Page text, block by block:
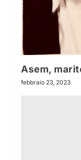
Asem,
febbraio 23, 2023